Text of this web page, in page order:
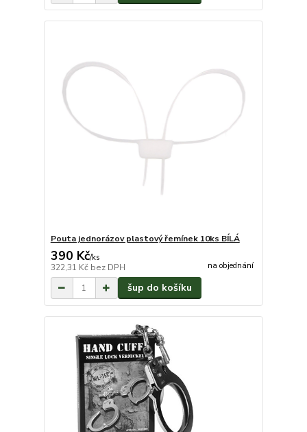
Pouta jednorázov plastový řemínek 10ks BÍLÁ
390 Kč/ks
322,31 Kč bez DPH na objednání
šup do košíku